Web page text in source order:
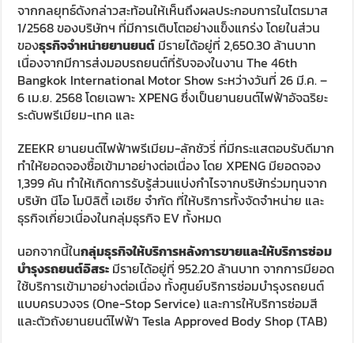
จากกลยุทธ์ดังกล่าวสะท้อนให้เห็นถึงผลประกอบการในไตรมาส
1/2568 ของบริษัทฯ ที่มีการเติบโตอย่างแข็งแกร่ง โดยในส่วน
ของธุรกิจจำหน่ายยานยนต์ มีรายได้อยู่ที่ 2,650.30 ล้านบาท
เนื่องจากมีการส่งมอบรถยนต์ที่รับจองในงาน The 46th
Bangkok International Motor Show ระหว่างวันที่ 26 มี.ค. –
6 เม.ย. 2568 โดยเฉพาะ XPENG ซึ่งเป็นยานยนต์ไฟฟ้าอัจฉริยะ
ระดับพรีเมียม-เทค และ
ZEEKR ยานยนต์ไฟฟ้าพรีเมียม-ลักชัวรี่ ที่มีกระแสตอบรับดีมาก
ทำให้ยอดจองซื้อเข้ามาอย่างต่อเนื่อง โดย XPENG มียอดจอง
1,399 คัน ทำให้เกิดการรับรู้ส่วนแบ่งกำไรจากบริษัทร่วมทุนจาก
บริษัท นีโอ โมบิลิตี้ เอเชีย จำกัด ที่ให้บริการทั้งจัดจำหน่าย และ
ธุรกิจเกี่ยวเนื่องในกลุ่มธุรกิจ EV ทั้งหมด
นอกจากนี้ในกลุ่มธุรกิจให้บริการหลังการขายและให้บริการซ่อม
บำรุงรถยนต์อิสระ มีรายได้อยู่ที่ 952.20 ล้านบาท จากการมียอด
ใช้บริการเข้ามาอย่างต่อเนื่อง ทั้งศูนย์บริการซ่อมบำรุงรถยนต์
แบบครบวงจร (One-Stop Service) และการให้บริการซ่อมสี
และตัวถังยานยนต์ไฟฟ้า Tesla Approved Body Shop (TAB)